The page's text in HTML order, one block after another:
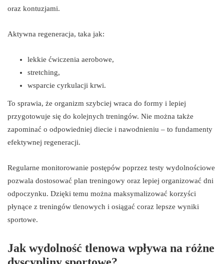
oraz kontuzjami.
Aktywna regeneracja, taka jak:
lekkie ćwiczenia aerobowe,
stretching,
wsparcie cyrkulacji krwi.
To sprawia, że organizm szybciej wraca do formy i lepiej
przygotowuje się do kolejnych treningów. Nie można także
zapominać o odpowiedniej diecie i nawodnieniu – to fundamenty
efektywnej regeneracji.
Regularne monitorowanie postępów poprzez testy wydolnościowe
pozwala dostosować plan treningowy oraz lepiej organizować dni
odpoczynku. Dzięki temu można maksymalizować korzyści
płynące z treningów tlenowych i osiągać coraz lepsze wyniki
sportowe.
Jak wydolność tlenowa wpływa na różne